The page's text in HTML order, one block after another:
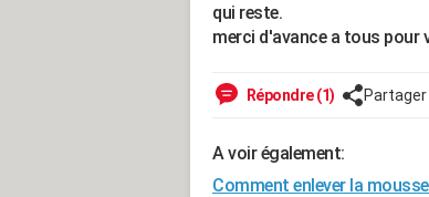
qui reste.
merci d'avance a tous pour
Répondre (1) Partager
A voir également:
Comment enlever la